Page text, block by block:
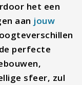
het een
aan jouw
perfecte
sfeer, zul